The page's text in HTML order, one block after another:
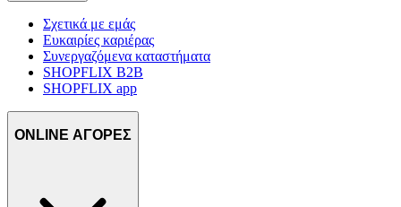
Σχετικά με εμάς
Ευκαιρίες καριέρας
Συνεργαζόμενα καταστήματα
SHOPFLIX B2B
SHOPFLIX app
ONLINE ΑΓΟΡΕΣ